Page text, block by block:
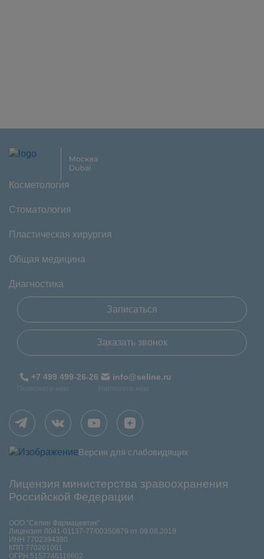
Косметология
Стоматология
Пластическая хирургия
Общая медицина
Диагностика
Записаться
Заказать звонок
+7 499 499-26-26
Позвоните нам
info@seline.ru
Напишите нам
Версия для слабовидящих
Лицензия министерства зравоохранения
Российской Федерации
ООО "Селин Фармацевтик"
Лицензия Л041-01137-77/00350879 от 09.08.2019
ИНН 7702394380
КПП 770201001
ОГРН 5157746118602